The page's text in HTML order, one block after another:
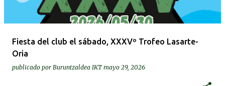
Fiesta del club el sábado, XXXVº Trofeo Lasarte-
Oria
publicado por Buruntzaldea IKT mayo 29, 2026